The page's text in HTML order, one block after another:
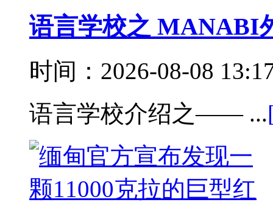
语言学校之 MANABI
时间：2026-08-08
语言学校介绍之—— ...